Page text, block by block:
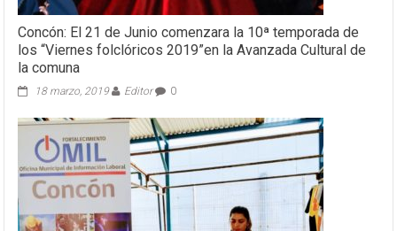
Concón: El 21 de Junio comenzara la 10ª temporada de
los “Viernes folclóricos 2019”en la Avanzada Cultural de
la comuna
18 marzo, 2019 Editor 0